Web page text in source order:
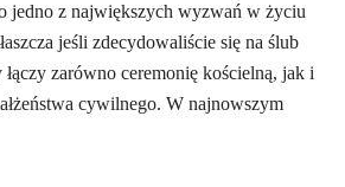
jedno z największych wyzwań w życiu
jeśli zdecydowaliście się na ślub
zarówno ceremonię kościelną, jak i
cywilnego. W najnowszym